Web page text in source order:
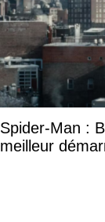
Spider-Man :
meilleur